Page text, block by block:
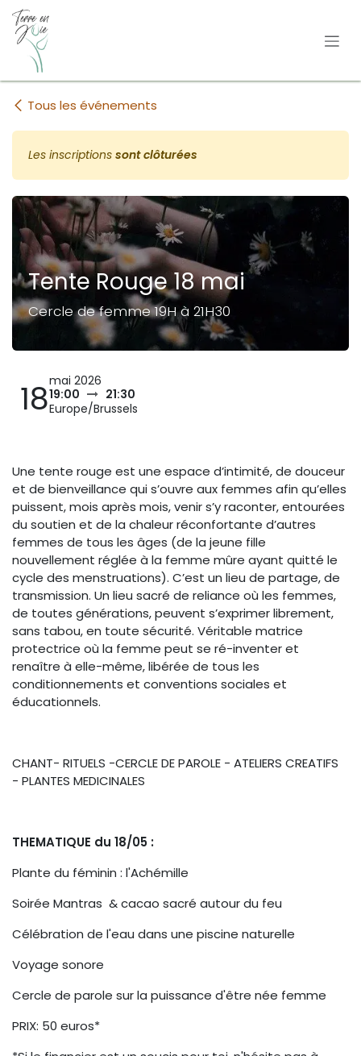
Se rendre au contenu
Tous les événements
Les inscriptions sont clôturées
Tente Rouge 18 mai
Cercle de femme 19H à 21H30
18mai 2026
19:00
21:30
Europe/Brussels
Une tente rouge est une espace d’intimité, de douceur
et de bienveillance qui s’ouvre aux femmes afin qu’elles
puissent, mois après mois, venir s’y raconter, entourées
du soutien et de la chaleur réconfortante d’autres
femmes de tous les âges (de la jeune fille
nouvellement réglée à la femme mûre ayant quitté le
cycle des menstruations). C’est un lieu de partage, de
transmission. Un lieu sacré de reliance où les femmes,
de toutes générations, peuvent s’exprimer librement,
sans tabou, en toute sécurité. Véritable matrice
protectrice où la femme peut se ré-inventer et
renaître à elle-même, libérée de tous les
conditionnements et conventions sociales et
éducationnels.
CHANT- RITUELS -CERCLE DE PAROLE - ATELIERS CREATIFS
- PLANTES MEDICINALES
THEMATIQUE du 18/05 :
Plante du féminin : l'Achémille
Soirée Mantras & cacao sacré autour du feu
Célébration de l'eau dans une piscine naturelle
Voyage sonore
Cercle de parole sur la puissance d'être née femme
PRIX: 50 euros*